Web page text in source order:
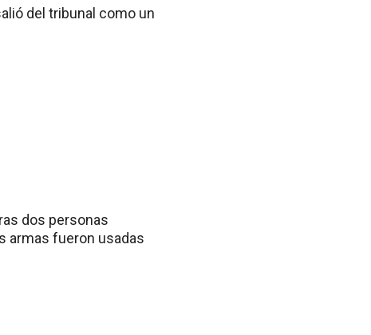
del tribunal como un
dos personas
armas fueron usadas